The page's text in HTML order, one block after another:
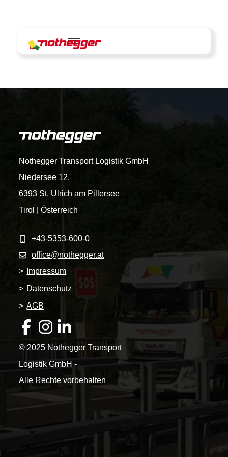
Nothegger Transport Logistik GmbH
Niedersee 12.
6393 St. Ulrich am Pillersee
Tirol | Österreich
+43-5353-600-0
office@nothegger.at
>
Impressum
> Datenschutz
> AGB
© 2025 Nothegger Transport
Logistik GmbH -
Alle Rechte vorbehalten